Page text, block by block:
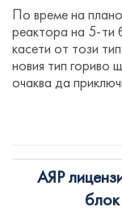
По време на
реактора на 5-ти
касети от този
новия тип гориво
очаква да
АЯР